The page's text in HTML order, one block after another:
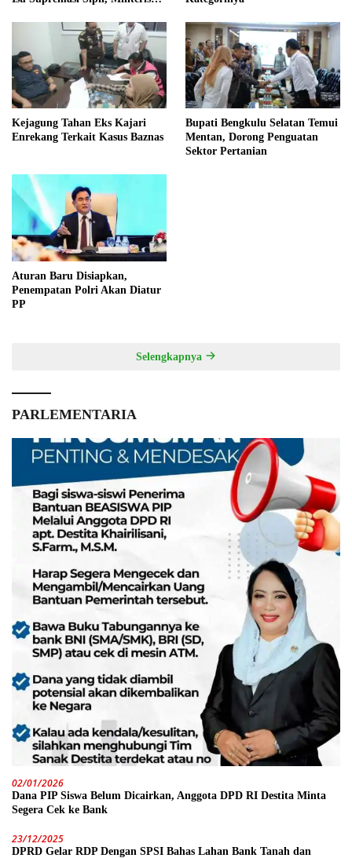
Kejagung Tahan Eks Kajari
Enrekang Terkait Kasus Baznas
Bupati Bengkulu Selatan Temui
Mentan, Dorong Penguatan
Sektor Pertanian
Aturan Baru Disiapkan,
Penempatan Polri Akan Diatur
PP
Selengkapnya
PARLEMENTARIA
02/01/2026
Dana PIP Siswa Belum Dicairkan, Anggota DPD RI Destita Minta
Segera Cek ke Bank
23/12/2025
DPRD Gelar RDP Dengan SPSI Bahas Lahan Bank Tanah dan